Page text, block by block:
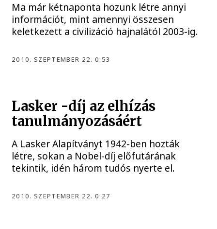
Ma már kétnaponta hozunk létre annyi
információt, mint amennyi összesen
keletkezett a civilizáció hajnalától 2003-ig.
2010. SZEPTEMBER 22. 0:53
Lasker -díj az elhízás
tanulmányozásáért
A Lasker Alapítványt 1942-ben hozták
létre, sokan a Nobel-díj előfutárának
tekintik, idén három tudós nyerte el.
2010. SZEPTEMBER 22. 0:27